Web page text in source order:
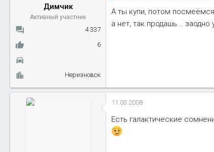
Димчик
Активный участник
4 337
6
Неризновск
А ты купи, потом
а нет, так продашь... заодно
11.03.2008
Есть галактические